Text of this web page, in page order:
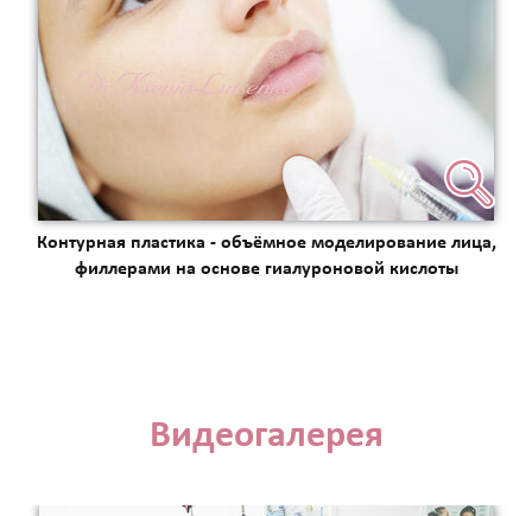
Контурная пластика - объёмное моделирование лица,
филлерами на основе гиалуроновой кислоты
Видеогалерея